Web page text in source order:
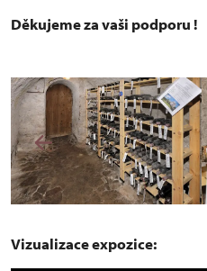
Děkujeme za vaši podporu !
Vizualizace expozice: